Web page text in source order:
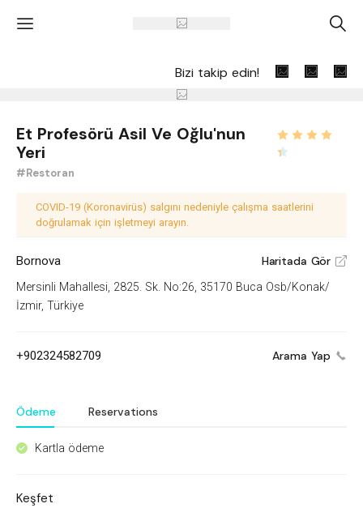
' A
Bizi takip edin!
Et Profesörü Asil Ve Oğlu'nun
Yeri
#Restoran
COVID-19 (Koronavirüs) salgını nedeniyle çalışma saatlerini
doğrulamak için işletmeyi arayın.
Bornova Haritada Gör V
Mersinli Mahallesi, 2825. Sk. No:26, 35170 Buca Osb/Konak/
İzmir, Türkiye
+902324582709 Arama Yap
Ödeme Reservations
^ Kartla ödeme
Keşfet